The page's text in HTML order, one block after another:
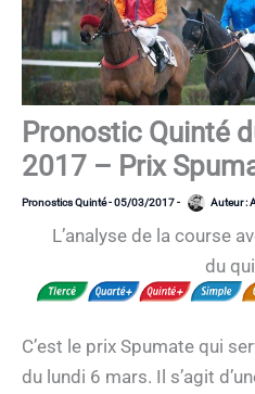
Pronostic Quinté
2017 – Prix
Pronostics Quinté-05/03/2017- Auteur :
L’analyse de la course
du
C’est le prix Spumate qui
du lundi 6 mars. Il s’agit